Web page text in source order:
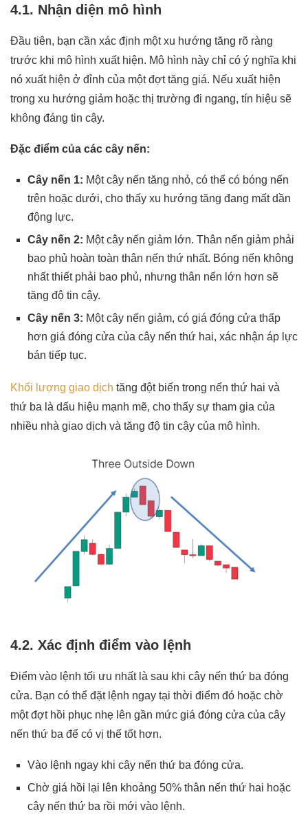
4.1. Nhận diện mô hình
Đầu tiên, bạn cần xác định một xu hướng tăng rõ ràng
trước khi mô hình xuất hiện. Mô hình này chỉ có ý nghĩa khi
nó xuất hiện ở đỉnh của một đợt tăng giá. Nếu xuất hiện
trong xu hướng giảm hoặc thị trường đi ngang, tín hiệu sẽ
không đáng tin cậy.
Đặc điểm của các cây nến:
Cây nến 1: Một cây nến tăng nhỏ, có thể có bóng nến
trên hoặc dưới, cho thấy xu hướng tăng đang mất dần
động lực.
Cây nến 2: Một cây nến giảm lớn. Thân nến giảm phải
bao phủ hoàn toàn thân nến thứ nhất. Bóng nến không
nhất thiết phải bao phủ, nhưng thân nến lớn hơn sẽ
tăng độ tin cậy.
Cây nến 3: Một cây nến giảm, có giá đóng cửa thấp
hơn giá đóng cửa của cây nến thứ hai, xác nhận áp lực
bán tiếp tục.
Khối lượng giao dịch tăng đột biến trong nến thứ hai và
thứ ba là dấu hiệu mạnh mẽ, cho thấy sự tham gia của
nhiều nhà giao dịch và tăng độ tin cậy của mô hình.
4.2. Xác định điểm vào lệnh
Điểm vào lệnh tối ưu nhất là sau khi cây nến thứ ba đóng
cửa. Bạn có thể đặt lệnh ngay tại thời điểm đó hoặc chờ
một đợt hồi phục nhẹ lên gần mức giá đóng cửa của cây
nến thứ ba để có vị thế tốt hơn.
Vào lệnh ngay khi cây nến thứ ba đóng cửa.
Chờ giá hồi lại lên khoảng 50% thân nến thứ hai hoặc
cây nến thứ ba rồi mới vào lệnh.